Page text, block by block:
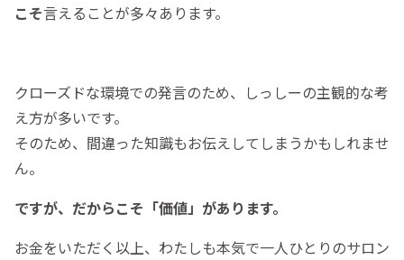
こそ言えることが多々あります。
クローズドな環境での発言のため、しっしーの主観的な考
え方が多いです。
そのため、間違った知識もお伝えしてしまうかもしれませ
ん。
ですが、だからこそ「価値」があります。
お金をいただく以上、わたしも本気で一人ひとりのサロン